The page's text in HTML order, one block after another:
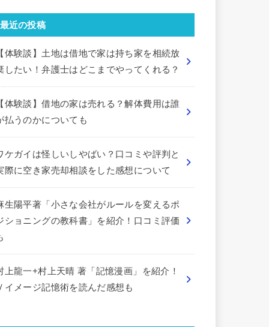
最近の投稿
体験談】土地は借地で家は持ち家を相続放
したい！弁護士はどこまでやってくれる？
体験談】借地の家は売れる？解体費用は誰
払うのかについても
ケガイは怪しいしやばい？口コミや評判と
際に空き家売却相談をした感想について
生陽平著「小さな会社がルールを変えるポ
ショニングの教科書」を紹介！口コミ評価
上龍一+村上天晴 著「記憶漫画」を紹介！
イメージ記憶術を読んだ感想も